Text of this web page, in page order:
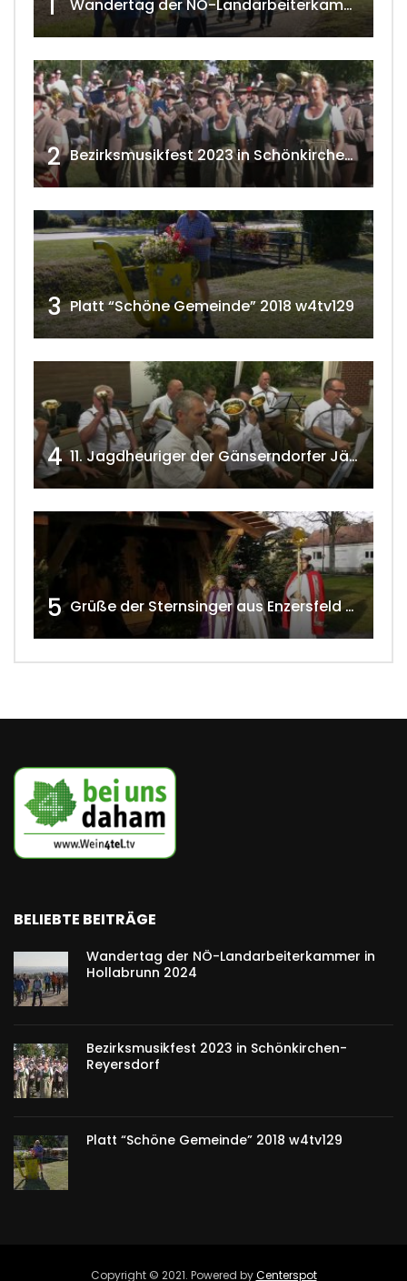
Wandertag der NÖ-Landarbeiterkammer in Hollabrunn 2024
2 Bezirksmusikfest 2023 in Schönkirchen-Reyersdorf
3 Platt “Schöne Gemeinde” 2018 w4tv129
4 11. Jagdheuriger der Gänserndorfer Jäger 2020 w4tv166
5 Grüße der Sternsinger aus Enzersfeld – Klein-Engersdorf 2021 w4tv169
BELIEBTE BEITRÄGE
Wandertag der NÖ-Landarbeiterkammer in
Hollabrunn 2024
Bezirksmusikfest 2023 in Schönkirchen-
Reyersdorf
Platt “Schöne Gemeinde” 2018 w4tv129
Copyright © 2021. Powered byCenterspot